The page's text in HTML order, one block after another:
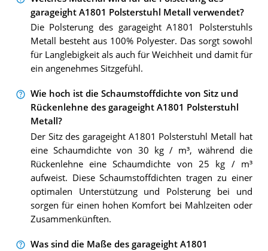
garageight A1801 Polsterstuhl Metall verwendet?
Die Polsterung des garageight A1801 Polsterstuhls
Metall besteht aus 100% Polyester. Das sorgt sowohl
für Langlebigkeit als auch für Weichheit und damit für
ein angenehmes Sitzgefühl.
Wie hoch ist die Schaumstoffdichte von Sitz und
Rückenlehne des garageight A1801 Polsterstuhl
Metall?
Der Sitz des garageight A1801 Polsterstuhl Metall hat
eine Schaumdichte von 30 kg / m³, während die
Rückenlehne eine Schaumdichte von 25 kg / m³
aufweist. Diese Schaumstoffdichten tragen zu einer
optimalen Unterstützung und Polsterung bei und
sorgen für einen hohen Komfort bei Mahlzeiten oder
Zusammenkünften.
Was sind die Maße des garageight A1801